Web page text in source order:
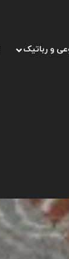
و رباتیک